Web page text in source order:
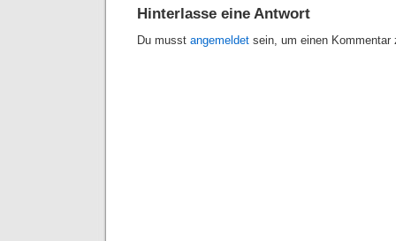
Hinterlasse eine Antwort
Du musst angemeldet sein, um einen Kommentar